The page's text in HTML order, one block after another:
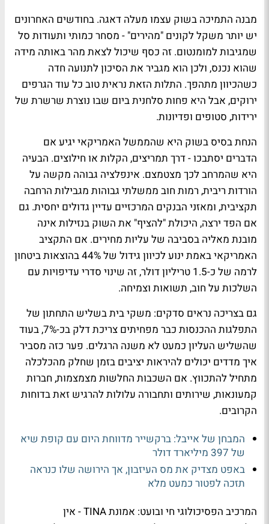
מבנה התמיכה בשוק עצמו מעלה דאגה. בחודשים האחרונים
יש יותר משקל לקונים "מהירים" - מסחר כמותי ותעודות סל
שמגיבות למומנטום. זה כסף שיכול לצאת מהר באותה מידה
שהוא נכנס, ולכן הוא מגביר את הסיכון לתנועה חדה
כשהכיוון מתהפך. התלות הזאת נראית טוב כל עוד הגרפים
ירוקים, אבל היא פחות סלחנית ביום שבו נוצרת שרשרת של
ירידות, סטופים ופדיונות.
הנחת בסיס בשוק היא שהממשל האמריקאי יגיע אם
הדברים יסתבכו - דרך תמריצים, הקלות או חילוצים. הבעיה
היא שהמרחב לכך מצטמצם. אינפלציה גבוהה מקשה על
הורדות ריבית, רמות חוב ממשלתי גבוהות מגבילות הרחבה
תקציבית, ומאזני הבנקים המרכזיים עדיין גדולים יחסית. גם
אם הפד ירצה, היכולת "להציף" את השוק בנזילות אינה
מובנת מאליה בסביבה של עליות מחירים. אם התקציב
האמריקאי באמת ינוע לכיוון גידול של 44% בהוצאות ביטחון
לרמה של כ-1.5 טריליון דולר, זה שינוי סדרי עדיפויות עם
השלכות על חוב, תשואות וצמיחה.
גם בצריכה נראים סדקים: משקי בית בשליש התחתון של
התפלגות ההכנסות כבר מפחיתים צריכת דלק בכ-7%, בעוד
שהשליש העליון כמעט לא משנה הרגלים. פער כזה מסביר
איך מדדים יכולים להיראות יציבים בזמן שחלק מהכלכלה
מתחיל להתכווץ. אם השכבות החלשות מצמצמות, חברות
קמעונאות, שירותים ותחבורה עלולות להרגיש זאת בדוחות
הקרובים.
המבחן של אייבל: ברקשייר מדווחת היום עם קופת שיא
של 397 מיליארד דולר
באפט מצדיק את מס העיזבון, אך הירושה שלו כנראה
תזכה לפטור כמעט מלא
המרכיב הפסיכולוגי חי ובועט: אמונת TINA - אין